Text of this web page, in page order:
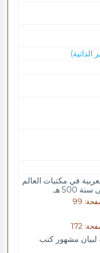
في مكتبات العالم
500 هـ
لبيان مشهور كتب